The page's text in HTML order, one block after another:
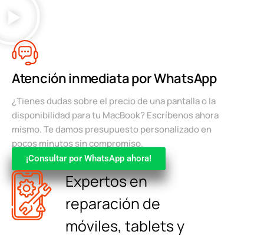
Atención inmediata por WhatsApp
¿Tienes dudas sobre el precio de una pantalla o la
disponibilidad para tu MacBook? Escríbenos ahora
mismo. Te damos presupuesto personalizado en
pocos minutos sin compromiso.
¡Consultar por WhatsApp ahora!
Expertos en
reparación de
móviles, tablets y